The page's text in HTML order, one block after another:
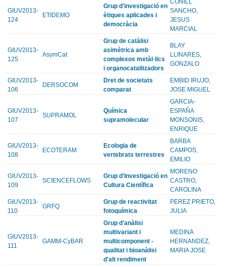
GIUV2013-
124
ETIDEMO
Grup d'investigació en
ètiques aplicades i
democràcia
SANCHO,
JESUS
MARCIAL
GIUV2013-
125
AsymCat
Grup de catàlisi
asimètrica amb
complexos metàl·lics
i organocatalitzadors
BLAY
LLINARES,
GONZALO
GIUV2013-
106
DERSOCOM
Dret de societats
comparat
EMBID IRUJO,
JOSE MIGUEL
GIUV2013-
107
SUPRAMOL
Química
supramolecular
GARCIA-
ESPAÑA
MONSONIS,
ENRIQUE
GIUV2013-
108
ECOTERAM
Ecologia de
vertebrats terrestres
BARBA
CAMPOS,
EMILIO
GIUV2013-
109
SCIENCEFLOWS
Grup d'Investigació en
Cultura Científica
MORENO
CASTRO,
CAROLINA
GIUV2013-
110
GRFQ
Grup de reactivitat
fotoquímica
PEREZ PRIETO,
JULIA
GIUV2013-
111
GAMM-CyBAR
Grup d'anàlisi
multivariant i
multicomponent -
qualitat i bioanàlisi
d'alt rendiment
MEDINA
HERNANDEZ,
MARIA JOSE